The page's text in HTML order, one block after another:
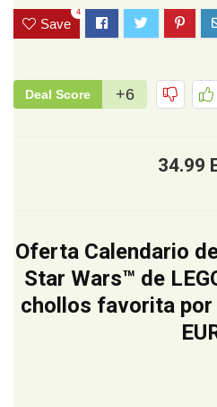
Save
4
Deal Score +6
34.99
Oferta Calendario
Star Wars™ de
chollos favorita